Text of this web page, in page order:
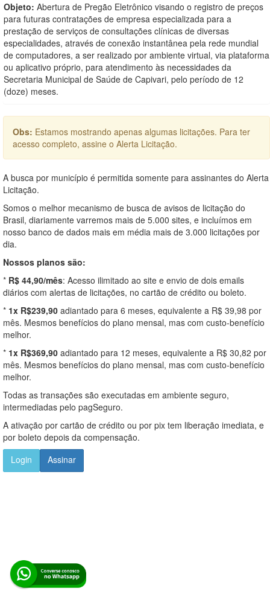
Objeto: Abertura de Pregão Eletrônico visando o registro de preços
para futuras contratações de empresa especializada para a
prestação de serviços de consultações clínicas de diversas
especialidades, através de conexão instantânea pela rede mundial
de computadores, a ser realizado por ambiente virtual, via plataforma
ou aplicativo próprio, para atendimento às necessidades da
Secretaria Municipal de Saúde de Capivari, pelo período de 12
(doze) meses.
Obs: Estamos mostrando apenas algumas licitações. Para ter
acesso completo, assine o Alerta Licitação.
A busca por município é permitida somente para assinantes do Alerta
Licitação.
Somos o melhor mecanismo de busca de avisos de licitação do
Brasil, diariamente varremos mais de 5.000 sites, e incluímos em
nosso banco de dados mais em média mais de 3.000 licitações por
dia.
Nossos planos são:
* R$ 44,90/mês: Acesso ilimitado ao site e envio de dois emails
diários com alertas de licitações, no cartão de crédito ou boleto.
* 1x R$239,90 adiantado para 6 meses, equivalente a R$ 39,98 por
mês. Mesmos benefícios do plano mensal, mas com custo-benefício
melhor.
* 1x R$369,90 adiantado para 12 meses, equivalente a R$ 30,82 por
mês. Mesmos benefícios do plano mensal, mas com custo-benefício
melhor.
Todas as transações são executadas em ambiente seguro,
intermediadas pelo pagSeguro.
A ativação por cartão de crédito ou por pix tem liberação imediata, e
por boleto depois da compensação.
Login
Assinar